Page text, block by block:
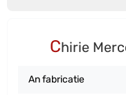
Chirie
An fabricatie